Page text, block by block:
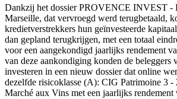
Dankzij het dossier PROVENCE INVEST -
Marseille, dat vervroegd werd terugbetaald,
kredietverstrekkers hun geïnvesteerde
dan gepland terugkrijgen, met een totaal
voor een aangekondigd jaarlijks rendement
van deze aankondiging konden de beleggers
investeren in een nieuw dossier dat online
dezelfde risicoklasse (A): CIG Patrimoine 3 -
Marché aux Vins met een jaarlijks rendement